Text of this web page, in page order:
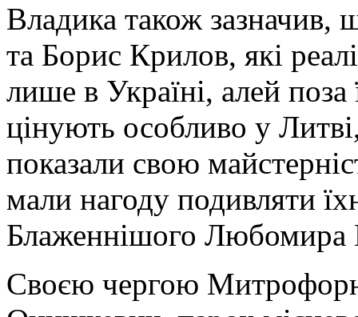
Владика також зазначив,
та Борис Крилов, які
лише в Україні, алей
цінують особливо у
показали свою
мали нагоду подивляти
Блаженнішого Любомира
Своєю чергою